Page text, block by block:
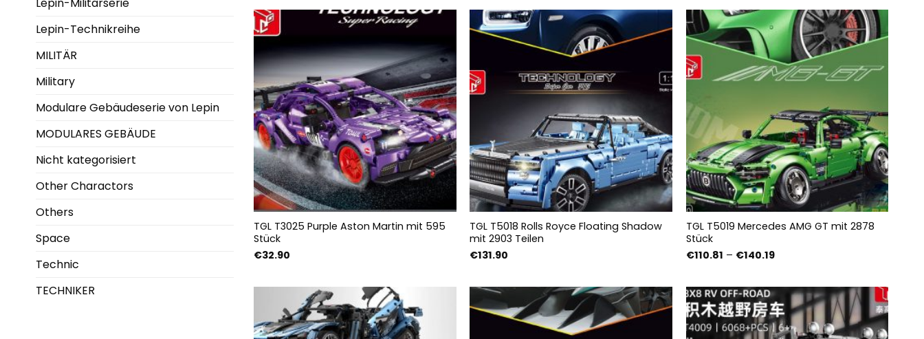
Lepin-Technikreihe
MILITÄR
Military
Modulare Gebäudeserie von Lepin
MODULARES GEBÄUDE
Nicht kategorisiert
Other Charactors
Others
Space
Technic
TECHNIKER
TGL T3025 Purple Aston Martin mit 595
Stück
€32.90
TGL T5018 Rolls Royce Floating Shadow
mit 2903 Teilen
€131.90
TGL T5019 Mercedes AMG GT mit 2878
Stück
€110.81 – €140.19Preisspanne: